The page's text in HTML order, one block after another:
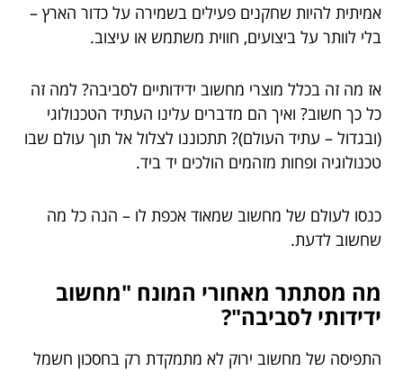
אמיתית להיות שחקנים פעילים בשמירה על כדור הארץ –
בלי לוותר על ביצועים, חווית משתמש או עיצוב.
אז מה זה בכלל מוצרי מחשוב ידידותיים לסביבה? למה זה
כל כך חשוב? ואיך הם מדברים עלינו העתיד הטכנולוגי
(ובגדול – עתיד העולם)? תתכוננו לצלול אל תוך עולם שבו
טכנולוגיה ופחות מזהמים הולכים יד ביד.
כנסו לעולם של מחשוב שמאוד אכפת לו – הנה כל מה
שחשוב לדעת.
מה מסתתר מאחורי המונח "מחשוב
ידידותי לסביבה"?
התפיסה של מחשוב ירוק לא מתמקדת רק בחסכון חשמל